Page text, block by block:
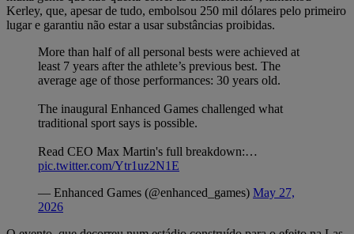
Kerley, que, apesar de tudo, embolsou 250 mil dólares pelo primeiro
lugar e garantiu não estar a usar substâncias proibidas.
More than half of all personal bests were achieved at
least 7 years after the athlete’s previous best. The
average age of those performances: 30 years old.
The inaugural Enhanced Games challenged what
traditional sport says is possible.
Read CEO Max Martin's full breakdown:…
pic.twitter.com/Ytr1uz2N1E
— Enhanced Games (@enhanced_games) May 27,
2026